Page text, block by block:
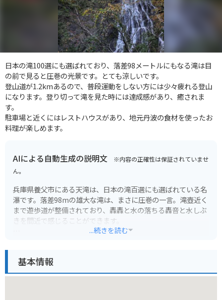
日本の滝100選にも選ばれており、落差98メートルにもなる滝は目
の前で見ると圧巻の光景です。とても涼しいです。
登山道が1.2kmあるので、普段運動をしない方には少々疲れる登山
になります。登り切って滝を見た時には達成感があり、癒されま
す。
駐車場と近くにはレストハウスがあり、地元丹波の食材を使ったお
料理が楽しめます。
AIによる自動生成の説明文 ※内容の正確性は保証されていませ
ん。
兵庫県養父市にある天滝は、日本の滝百選にも選ばれている名
瀑です。落差98mの雄大な滝は、まさに圧巻の一言。滝壺近く
まで遊歩道が整備されており、轟轟と水の落ちる轟音と水しぶ
きを間近で感じることができます。
ンプ場や宿泊施設もあるので、自然を満喫しながらゆっくりと
過ごすのもおすすめです。
...続きを読む
基本情報